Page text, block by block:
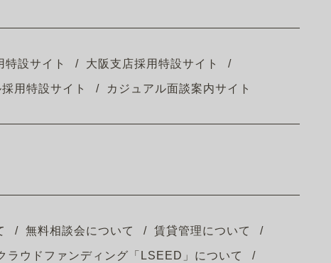
特設サイト 大阪支店採用特設サイト
用特設サイト カジュアル面談案内サイト
無料相談会について 賃貸管理について
ラウドファンディング「LSEED」について